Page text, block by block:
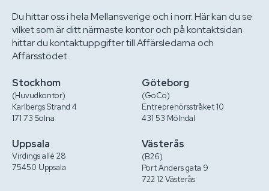
Du hittar oss i hela Mellansverige och i norr. Här kan du se
vilket som är ditt närmaste kontor och på kontaktsidan
hittar du kontaktuppgifter till Affärsledarna och
Affärsstödet.
Stockhom
(Huvudkontor)
Karlbergs Strand 4
171 73 Solna
Uppsala
Virdings allé 28
75450 Uppsala
Göteborg
(GoCo)
Entreprenörsstråket 10
431 53 Mölndal
Västerås
(B26)
Port Anders gata 9
722 12 Västerås